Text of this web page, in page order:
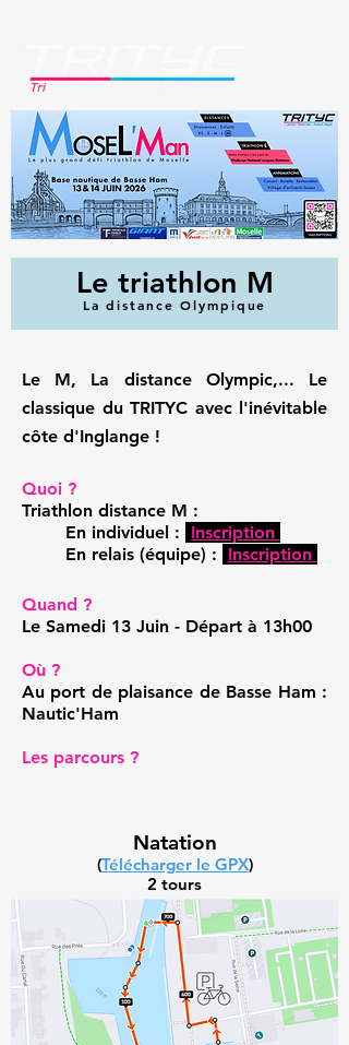
Le triathlon M
La distance Olympique
Le M, La distance Olympic,... Le
classique du TRITYC avec l'inévitable
côte d'Inglange !
Quoi ?
Triathlon distance M :
En individuel :
Inscription
En relais (équipe) :
Inscription
Quand ?
Le Samedi 13 Juin - Départ à 13h00
Où ?
Au port de plaisance de Basse Ham :
Nautic'Ham
Les parcours ?
Natation
(Télécharger le GPX)
2 tours